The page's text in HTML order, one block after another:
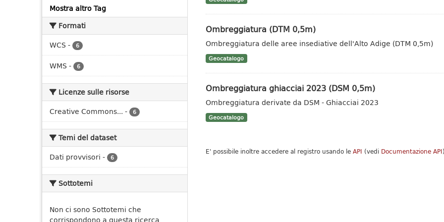
Mostra altro Tag
Formati
WCS - 6
WMS - 6
Licenze sulle risorse
Creative Commons... - 6
Temi del dataset
Dati provvisori - 6
Sottotemi
Non ci sono Sottotemi che
corrispondono a questa ricerca
Ombreggiatura (DTM 0,5m)
Ombreggiatura delle aree insediative dell'Alto Adige (DTM 0,5m)
Geocatalogo
Ombreggiatura ghiacciai 2023 (DSM 0,5m)
Ombreggiatura derivate da DSM - Ghiacciai 2023
Geocatalogo
E' possibile inoltre accedere al registro usando le API (vedi Documentazione API